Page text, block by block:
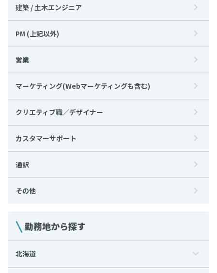
建築 / 土木エンジニア
PM (上記以外)
営業
マーケティング(Webマーケティングも含む)
クリエティブ職／デザイナー
カスタマーサポート
通訳
その他
勤務地から探す
北海道